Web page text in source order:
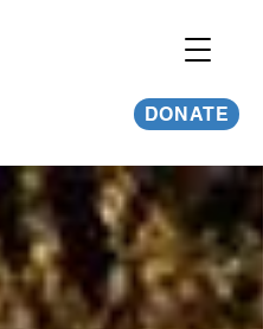
DONATE